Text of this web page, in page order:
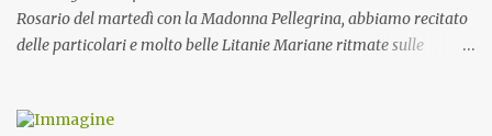
Rosario del martedì con la Madonna Pellegrina, abbiamo recitato
delle particolari e molto belle Litanie Mariane ritmate sulle
preghiera.